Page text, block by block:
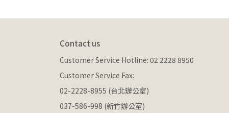
Contact us
Customer Service Hotline: 02 2228 8950
Customer Service Fax:
02-2228-8955 (台北辦公室)
037-586-998 (新竹辦公室)